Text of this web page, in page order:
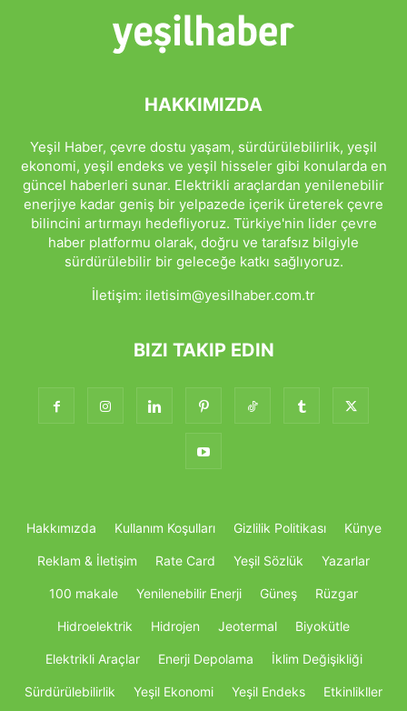
HAKKIMIZDA
Yeşil Haber, çevre dostu yaşam, sürdürülebilirlik, yeşil
ekonomi, yeşil endeks ve yeşil hisseler gibi konularda en
güncel haberleri sunar. Elektrikli araçlardan yenilenebilir
enerjiye kadar geniş bir yelpazede içerik üreterek çevre
bilincini artırmayı hedefliyoruz. Türkiye'nin lider çevre
haber platformu olarak, doğru ve tarafsız bilgiyle
sürdürülebilir bir geleceğe katkı sağlıyoruz.
İletişim: iletisim@yesilhaber.com.tr
BIZI TAKIP EDIN
Hakkımızda Kullanım Koşulları Gizlilik Politikası Künye
Reklam & İletişim Rate Card Yeşil Sözlük Yazarlar
100 makale Yenilenebilir Enerji Güneş Rüzgar
Hidroelektrik Hidrojen Jeotermal Biyokütle
Elektrikli Araçlar Enerji Depolama İklim Değişikliği
Sürdürülebilirlik Yeşil Ekonomi Yeşil Endeks Etkinlikller